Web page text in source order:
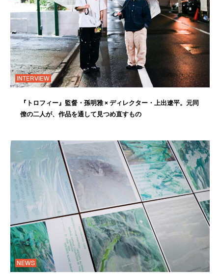
INTERVIEW
『トロフィー』監督・孫明雅 × ディレクター・上出遼平。元同
僚の二人が、作品を通して見つめ直すもの
NEWS